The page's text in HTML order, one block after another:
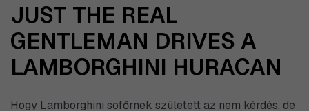
JUST THE REAL
GENTLEMAN DRIVES A
LAMBORGHINI HURACAN
Hogy Lamborghini sofőrnek született az nem kérdés, de